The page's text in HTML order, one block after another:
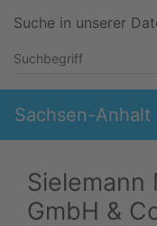
Suche in unserer
Sachsen-Anhalt
GmbH &